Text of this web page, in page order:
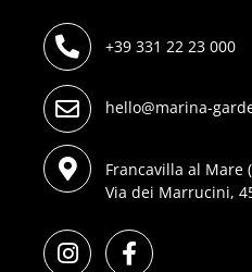
+39 331 22 23 000
hello@marina-
Francavilla al Mare
Via dei Marrucini,